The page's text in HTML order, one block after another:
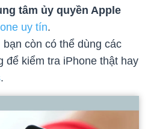
tâm ủy quyền Apple
uy tín.
còn có thể dùng các
để kiểm tra iPhone thật hay
.